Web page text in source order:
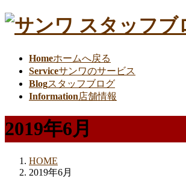
Homeホームへ戻る
Serviceサンワのサービス
Blogスタッフブログ
Information店舗情報
2019年6月
HOME
2019年6月